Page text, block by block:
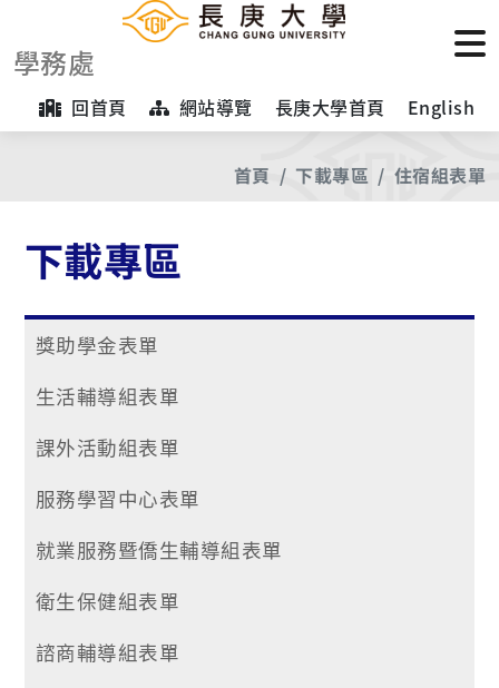
學務處
回首頁 網站導覽 長庚大學首頁 English
首頁 下載專區 住宿組表單
下載專區
獎助學金表單
生活輔導組表單
課外活動組表單
服務學習中心表單
就業服務暨僑生輔導組表單
衛生保健組表單
諮商輔導組表單